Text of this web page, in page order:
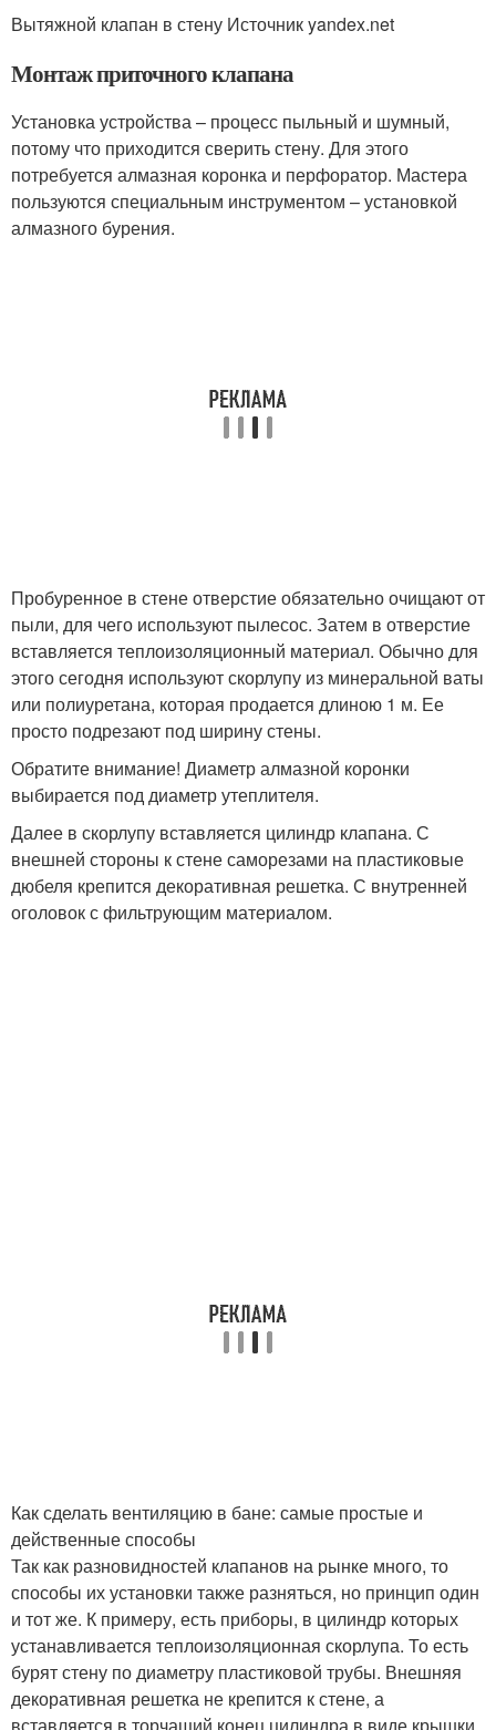
Вытяжной клапан в стену Источник yandex.net
Монтаж приточного клапана
Установка устройства – процесс пыльный и шумный,
потому что приходится сверить стену. Для этого
потребуется алмазная коронка и перфоратор. Мастера
пользуются специальным инструментом – установкой
алмазного бурения.
Пробуренное в стене отверстие обязательно очищают от
пыли, для чего используют пылесос. Затем в отверстие
вставляется теплоизоляционный материал. Обычно для
этого сегодня используют скорлупу из минеральной ваты
или полиуретана, которая продается длиною 1 м. Ее
просто подрезают под ширину стены.
Обратите внимание! Диаметр алмазной коронки
выбирается под диаметр утеплителя.
Далее в скорлупу вставляется цилиндр клапана. С
внешней стороны к стене саморезами на пластиковые
дюбеля крепится декоративная решетка. С внутренней
оголовок с фильтрующим материалом.
Как сделать вентиляцию в бане: самые простые и
действенные способы
Так как разновидностей клапанов на рынке много, то
способы их установки также разняться, но принцип один
и тот же. К примеру, есть приборы, в цилиндр которых
устанавливается теплоизоляционная скорлупа. То есть
бурят стену по диаметру пластиковой трубы. Внешняя
декоративная решетка не крепится к стене, а